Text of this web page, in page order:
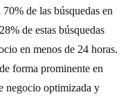
de las búsquedas en
de estas búsquedas
en menos de 24 horas.
forma prominente en
negocio optimizada y